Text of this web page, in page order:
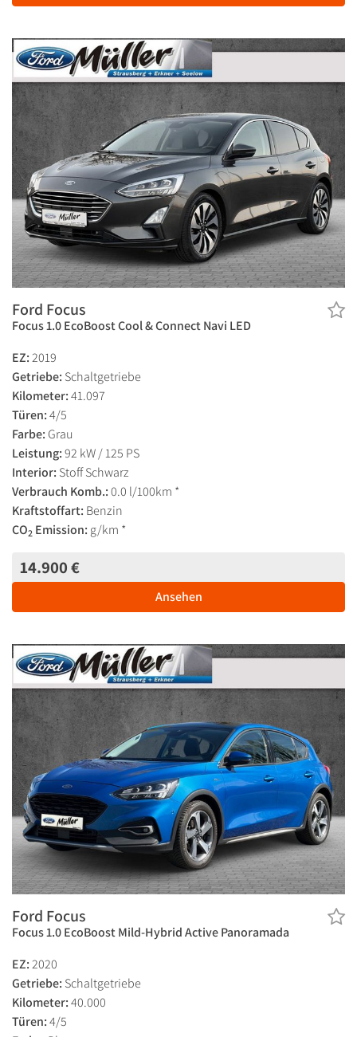
Ford Focus
Focus 1.0 EcoBoost Cool & Connect Navi LED
EZ:2019
Getriebe: Schaltgetriebe
Kilometer:41.097
Türen:4/5
Farbe: Grau
Leistung:92 kW / 125 PS
Interior: Stoff Schwarz
Verbrauch Komb.:0.0 l/100km *
Kraftstoffart: Benzin
CO2 Emission: g/km *
14.900 €
Ansehen
Ford Focus
Focus 1.0 EcoBoost Mild-Hybrid Active Panoramada
EZ:2020
Getriebe: Schaltgetriebe
Kilometer:40.000
Türen:4/5